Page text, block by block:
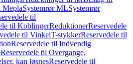
MeplaSystemrør MLSystemrør
til
til KoblingerReduktionerReservedele
til VinkelT-stykkerReservedele til
Reservedele til Indvendig
Reservedele til Overgange,
kan løsnesReservedele til